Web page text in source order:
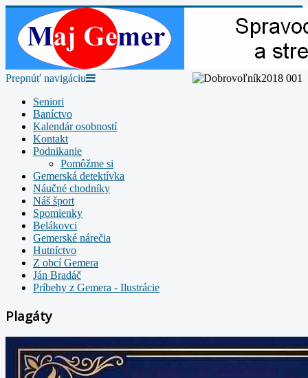
Prepnúť navigáciu
Seniori
Baníctvo
Kalendár osobností
Kontakt
Podnikanie
Pomôžme si
Gemerská detektívka
Náučné chodníky
Náš šport
Spomienky
Belákovci
Gemerské nárečia
Hutníctvo
Z obcí Gemera
Ján Bradáč
Príbehy z Gemera - Ilustrácie
Plagáty